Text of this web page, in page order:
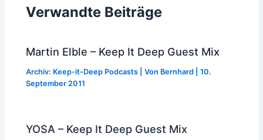
Verwandte Beiträge
Martin Elble – Keep It Deep Guest Mix
Archiv: Keep-it-Deep Podcasts | Von Bernhard |10.
September 2011
YOSA – Keep It Deep Guest Mix